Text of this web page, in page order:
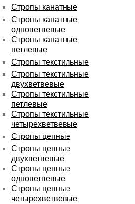
Стропы канатные
Стропы канатные
одноветвевые
Стропы канатные
петлевые
Стропы текстильные
Стропы текстильные
двухветвевые
Стропы текстильные
петлевые
Стропы текстильные
четырехветвевые
Стропы цепные
Стропы цепные
двухветвевые
Стропы цепные
одноветвевые
Стропы цепные
четырехветвевые